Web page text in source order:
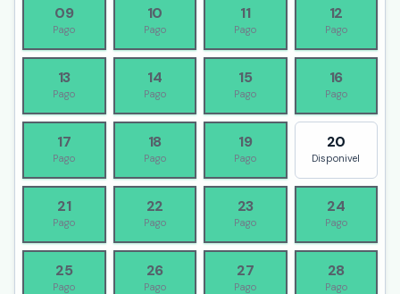
09
Pago
10
Pago
11
Pago
12
Pago
13
Pago
14
Pago
15
Pago
16
Pago
17
Pago
18
Pago
19
Pago
20
Disponivel
21
Pago
22
Pago
23
Pago
24
Pago
25
Pago
26
Pago
27
Pago
28
Pago